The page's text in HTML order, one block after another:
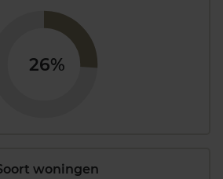
26%
woningen